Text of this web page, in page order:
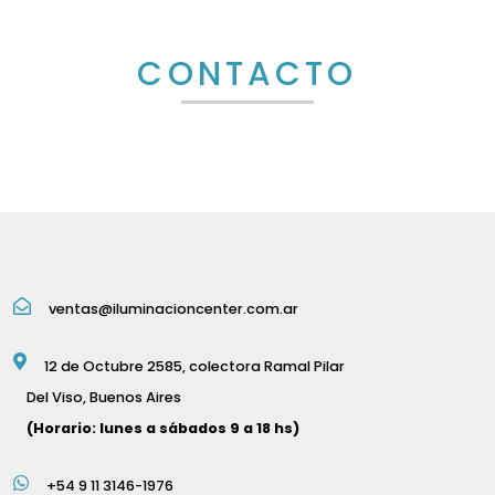
CONTACTO
ventas@iluminacioncenter.com.ar
12 de Octubre 2585, colectora Ramal Pilar
Del Viso, Buenos Aires
(Horario: lunes a sábados 9 a 18 hs)
+54 9 11 3146-1976